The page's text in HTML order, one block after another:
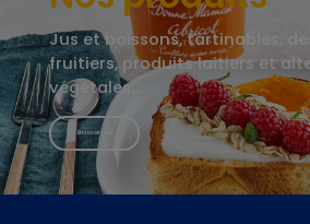
Jus et boissons, tartinables,
fruitiers, produits laitiers et
végétales…
En savoir plus